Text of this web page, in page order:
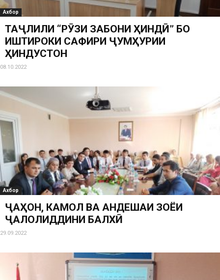
Ахбор
ТАҶЛИЛИ “РӮЗИ ЗАБОНИ ҲИНДӢ” БО
ИШТИРОКИ САФИРИ ҶУМҲУРИИ
ҲИНДУСТОН
08.10.2022
Ахбор
ҶАҲОН, КАМОЛ ВА АНДЕШАИ ЗОЁИ
ҶАЛОЛИДДИНИ БАЛХӢ
29.09.2022